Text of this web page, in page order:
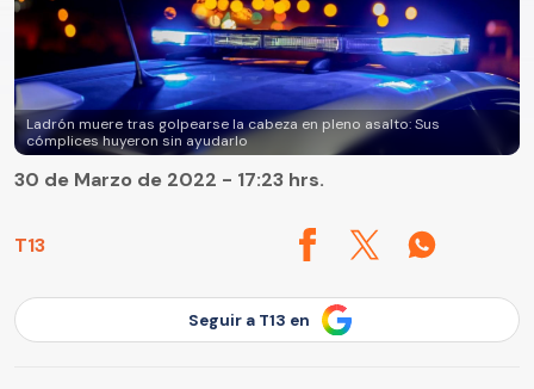
Ladrón muere tras golpearse la cabeza en pleno asalto: Sus
cómplices huyeron sin ayudarlo
T13
30 de Marzo de 2022 - 17:23 hrs.
Seguir a T13 en